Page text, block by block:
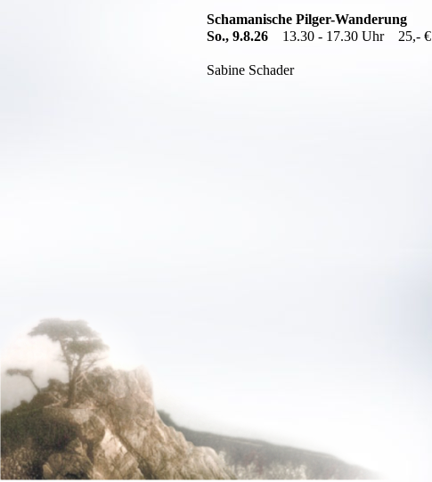
Schamanische Pilger-Wanderung
So., 9.8.26 13.30 - 17.30 Uhr 25,- €
Sabine Schader